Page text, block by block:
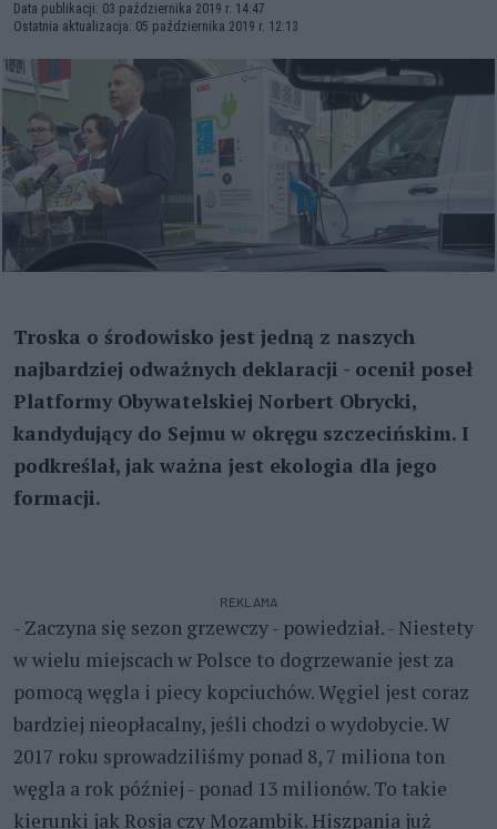
Data publikacji: 03 października 2019 r. 14:47
Ostatnia aktualizacja: 05 października 2019 r. 12:13
Troska o środowisko jest jedną z naszych
najbardziej odważnych deklaracji - ocenił poseł
Platformy Obywatelskiej Norbert Obrycki,
kandydujący do Sejmu w okręgu szczecińskim. I
podkreślał, jak ważna jest ekologia dla jego
formacji.
REKLAMA
- Zaczyna się sezon grzewczy - powiedział. - Niestety
w wielu miejscach w Polsce to dogrzewanie jest za
pomocą węgla i piecy kopciuchów. Węgiel jest coraz
bardziej nieopłacalny, jeśli chodzi o wydobycie. W
2017 roku sprowadziliśmy ponad 8, 7 miliona ton
węgla a rok później - ponad 13 milionów. To takie
kierunki jak Rosja czy Mozambik. Hiszpania już